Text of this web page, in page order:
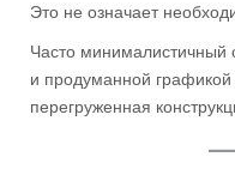
Это не означает
Часто минималистичный
и продуманной
перегруженная